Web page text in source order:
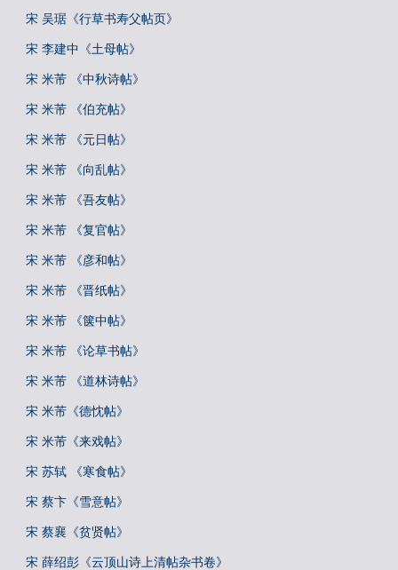
宋 吴琚《行草书寿父帖页》
宋 李建中《土母帖》
宋 米芾 《中秋诗帖》
宋 米芾 《伯充帖》
宋 米芾 《元日帖》
宋 米芾 《向乱帖》
宋 米芾 《吾友帖》
宋 米芾 《复官帖》
宋 米芾 《彦和帖》
宋 米芾 《晋纸帖》
宋 米芾 《箧中帖》
宋 米芾 《论草书帖》
宋 米芾 《道林诗帖》
宋 米芾《德忱帖》
宋 米芾《来戏帖》
宋 苏轼 《寒食帖》
宋 蔡卞《雪意帖》
宋 蔡襄《贫贤帖》
宋 薛绍彭《云顶山诗上清帖杂书卷》